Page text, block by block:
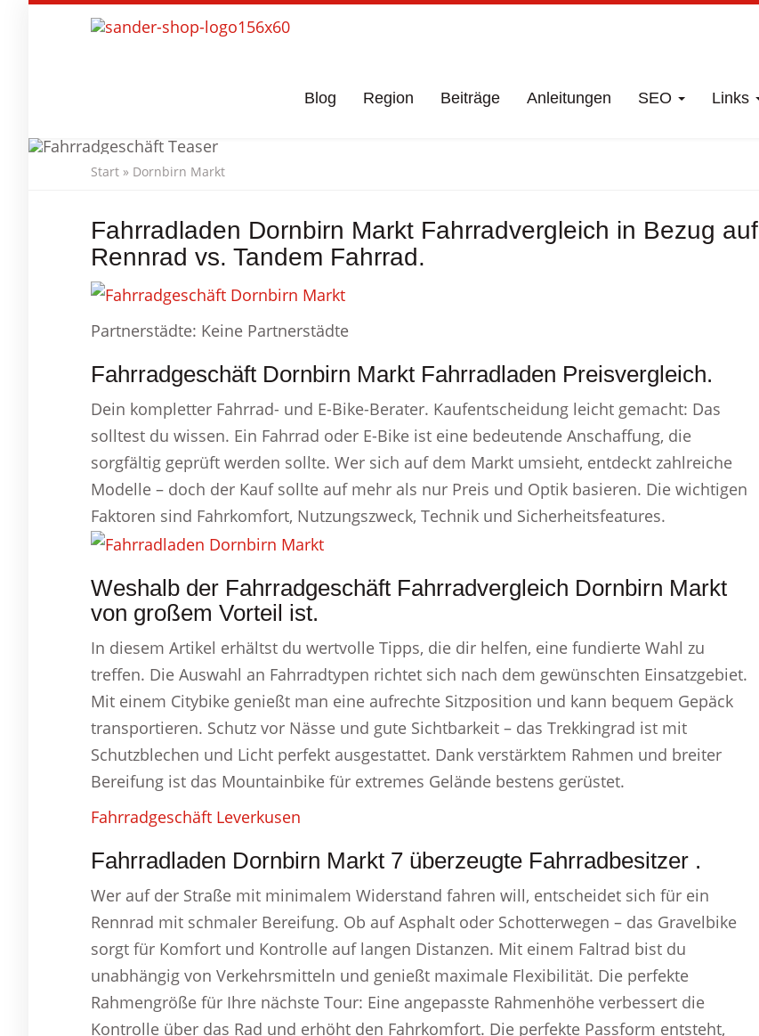
Blog Region Beiträge Anleitungen SEO Links
Start » Dornbirn Markt
Fahrradladen Dornbirn Markt Fahrradvergleich in Bezug auf
Rennrad vs. Tandem Fahrrad.
Partnerstädte: Keine Partnerstädte
Fahrradgeschäft Dornbirn Markt Fahrradladen Preisvergleich.
Dein kompletter Fahrrad- und E-Bike-Berater. Kaufentscheidung leicht gemacht: Das
solltest du wissen. Ein Fahrrad oder E-Bike ist eine bedeutende Anschaffung, die
sorgfältig geprüft werden sollte. Wer sich auf dem Markt umsieht, entdeckt zahlreiche
Modelle – doch der Kauf sollte auf mehr als nur Preis und Optik basieren. Die wichtigen
Faktoren sind Fahrkomfort, Nutzungszweck, Technik und Sicherheitsfeatures.
Weshalb der Fahrradgeschäft Fahrradvergleich Dornbirn Markt
von großem Vorteil ist.
In diesem Artikel erhältst du wertvolle Tipps, die dir helfen, eine fundierte Wahl zu
treffen. Die Auswahl an Fahrradtypen richtet sich nach dem gewünschten Einsatzgebiet.
Mit einem Citybike genießt man eine aufrechte Sitzposition und kann bequem Gepäck
transportieren. Schutz vor Nässe und gute Sichtbarkeit – das Trekkingrad ist mit
Schutzblechen und Licht perfekt ausgestattet. Dank verstärktem Rahmen und breiter
Bereifung ist das Mountainbike für extremes Gelände bestens gerüstet.
Fahrradgeschäft Leverkusen
Fahrradladen Dornbirn Markt 7 überzeugte Fahrradbesitzer .
Wer auf der Straße mit minimalem Widerstand fahren will, entscheidet sich für ein
Rennrad mit schmaler Bereifung. Ob auf Asphalt oder Schotterwegen – das Gravelbike
sorgt für Komfort und Kontrolle auf langen Distanzen. Mit einem Faltrad bist du
unabhängig von Verkehrsmitteln und genießt maximale Flexibilität. Die perfekte
Rahmengröße für Ihre nächste Tour: Eine angepasste Rahmenhöhe verbessert die
Kontrolle über das Rad und erhöht den Fahrkomfort. Die perfekte Passform entsteht,